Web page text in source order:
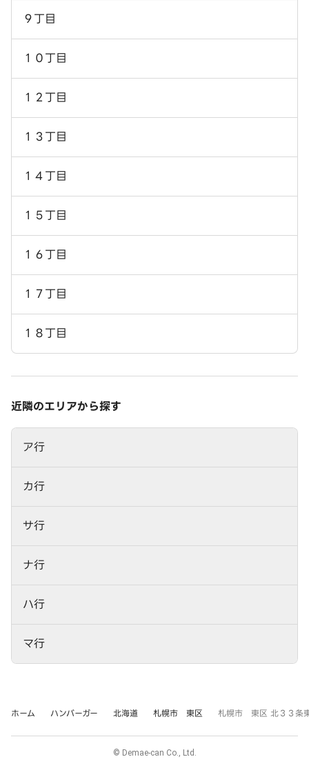
９丁目
１０丁目
１２丁目
１３丁目
１４丁目
１５丁目
１６丁目
１７丁目
１８丁目
近隣のエリアから探す
ア行
カ行
サ行
ナ行
ハ行
マ行
ホーム ハンバーガー 北海道 札幌市 東区 札幌市 東区 北３３条
© Demae-can Co., Ltd.